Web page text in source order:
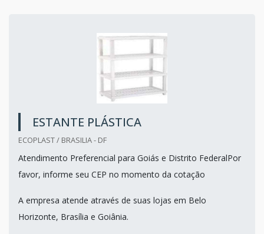
ESTANTE PLÁSTICA
ECOPLAST / BRASILIA - DF
Atendimento Preferencial para Goiás e Distrito FederalPor
favor, informe seu CEP no momento da cotação
A empresa atende através de suas lojas em Belo
Horizonte, Brasília e Goiânia.